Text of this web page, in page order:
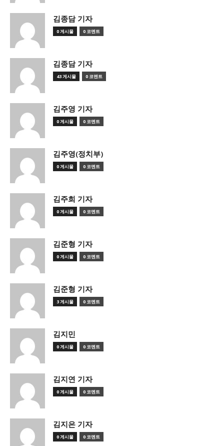
김종담 기자
0 게시물 0 코멘트
김종담 기자
43 게시물 0 코멘트
김주영 기자
0 게시물 0 코멘트
김주영(정치부)
0 게시물 0 코멘트
김주희 기자
0 게시물 0 코멘트
김준형 기자
0 게시물 0 코멘트
김준형 기자
3 게시물 0 코멘트
김지민
0 게시물 0 코멘트
김지연 기자
0 게시물 0 코멘트
김지은 기자
0 게시물 0 코멘트